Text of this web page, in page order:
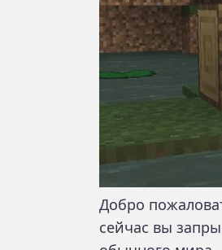
Добро
сейчас вы